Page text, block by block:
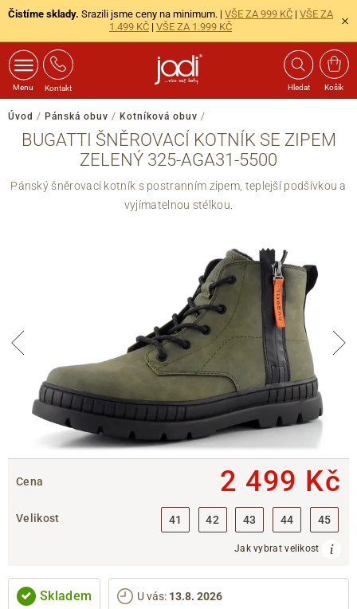
Čistíme sklady. Srazili jsme ceny na minimum. | VŠE ZA 999 KČ | VŠE ZA
1.499 KČ | VŠE ZA 1.999 KČ
Menu Kontakt Hledat Košík
Úvod / Pánská obuv / Kotníková obuv /
BUGATTI ŠNĚROVACÍ KOTNÍK SE ZIPEM
ZELENÝ 325-AGA31-5500
Pánský šněrovací kotník s postranním zipem, teplejší podšívkou a
vyjímatelnou stélkou.
Cena 2 499 Kč
Velikost 41 42 43 44 45
Jak vybrat velikost
Skladem U vás: 13.8. 2026